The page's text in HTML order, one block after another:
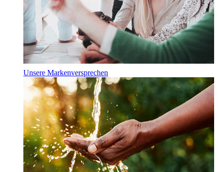
Unsere Markenversprechen